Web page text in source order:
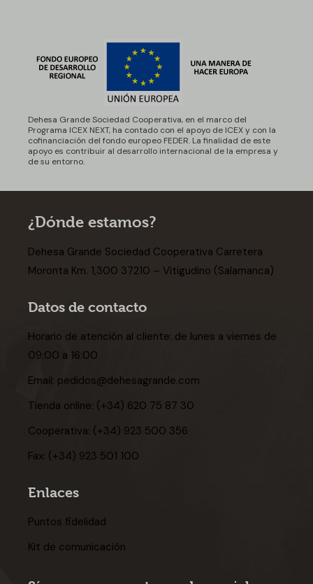
¿Dónde estamos?
Dehesa Grande Sociedad Cooperativa Carretera
Moronta Km. 1,300 37210 – Vitigudino (Salamanca)
Datos de contacto
Horario de atención al cliente: de lunes a viernes de
09:00 a 16:00
Email: pedidos@dehesagrande.com
Tienda online: (+34) 620 75 87 30
Cooperativa: (+34) 923 500 356
Fax: (+34) 923 501 100
Enlaces
Puntos fidelidad
Kit de comunicación
Dehesa Grande Sociedad Cooperativa, en el marco del
Programa ICEX NEXT, ha contado con el apoyo de ICEX y con la
cofinanciación del fondo europeo FEDER. La finalidad de este
apoyo es contribuir al desarrollo internacional de la empresa y
de su entorno.